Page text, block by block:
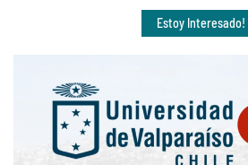
Estoy Interesado!